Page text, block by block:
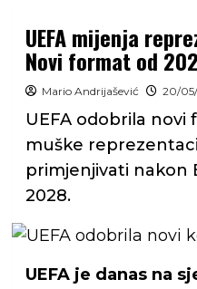
UEFA mijenja
Novi format od
Mario Andrijašević 20/
UEFA odobrila
muške
primjenjivati nakon
2028.
UEFA je danas na